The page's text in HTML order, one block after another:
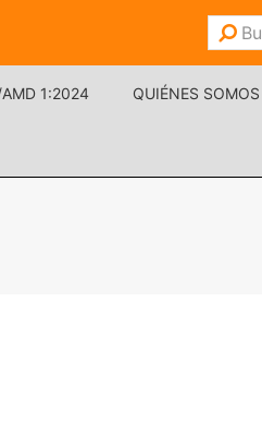
Buscar
1:2024 QUIÉNES SOMOS